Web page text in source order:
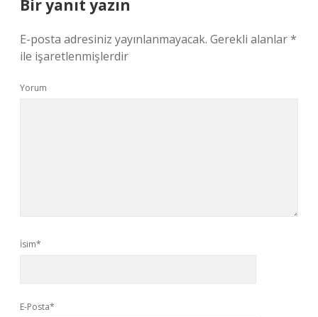
Bir yanıt yazın
E-posta adresiniz yayınlanmayacak. Gerekli alanlar*
ile işaretlenmişlerdir
Yorum
İsim*
E-Posta*